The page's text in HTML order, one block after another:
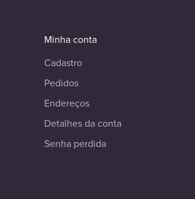
Minha conta
Cadastro
Pedidos
Endereços
Detalhes da conta
Senha perdida